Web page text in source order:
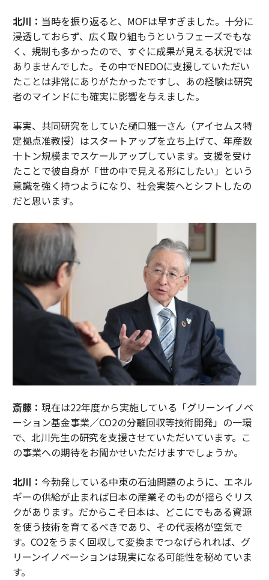
北川： 当時を振り返ると、MOFは早すぎました。十分に
浸透しておらず、広く取り組もうというフェーズでもな
く、規制も多かったので、すぐに成果が見える状況では
ありませんでした。その中でNEDOに支援していただい
たことは非常にありがたかったですし、あの経験は研究
者のマインドにも確実に影響を与えました。
事実、共同研究をしていた樋口雅一さん（アイセムス特
定拠点准教授）はスタートアップを立ち上げて、年産数
十トン規模までスケールアップしています。支援を受け
たことで彼自身が「世の中で見える形にしたい」という
意識を強く持つようになり、社会実装へとシフトしたの
だと思います。
斎藤： 現在は22年度から実施している「グリーンイノベ
ーション基金事業／CO2の分離回収等技術開発」の一環
で、北川先生の研究を支援させていただいています。こ
の事業への期待をお聞かせいただけますでしょうか。
北川： 今勃発している中東の石油問題のように、エネル
ギーの供給が止まれば日本の産業そのものが揺らぐリス
クがあります。だからこそ日本は、どこにでもある資源
を使う技術を育てるべきであり、その代表格が空気で
す。CO2をうまく回収して変換までつなげられれば、グ
リーンイノベーションは現実になる可能性を秘めていま
す。